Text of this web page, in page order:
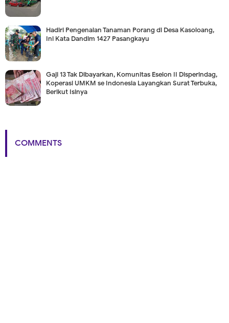
Hadiri Pengenalan Tanaman Porang di Desa Kasoloang,
Ini Kata Dandim 1427 Pasangkayu
Gaji 13 Tak Dibayarkan, Komunitas Eselon II Disperindag,
Koperasi UMKM se Indonesia Layangkan Surat Terbuka,
Berikut Isinya
COMMENTS